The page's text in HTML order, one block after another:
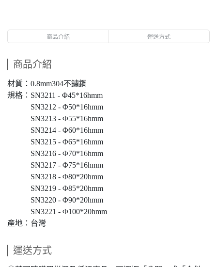
商品介紹 運送方式
商品介紹
材質：0.8mm304不鏽鋼
規格：SN3211 - Φ45*16hmm
SN3212 - Φ50*16hmm
SN3213 - Φ55*16hmm
SN3214 - Φ60*16hmm
SN3215 - Φ65*16hmm
SN3216 - Φ70*16hmm
SN3217 - Φ75*16hmm
SN3218 - Φ80*20hmm
SN3219 - Φ85*20hmm
SN3220 - Φ90*20hmm
SN3221 - Φ100*20hmm
產地：台灣
運送方式